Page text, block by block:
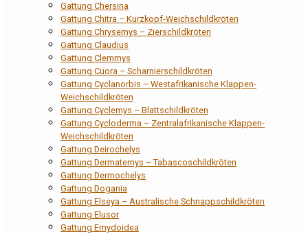
Gattung Chersina
Gattung Chitra – Kurzkopf-Weichschildkröten
Gattung Chrysemys – Zierschildkröten
Gattung Claudius
Gattung Clemmys
Gattung Cuora – Scharnierschildkröten
Gattung Cyclanorbis – Westafrikanische Klappen-
Weichschildkröten
Gattung Cyclemys – Blattschildkröten
Gattung Cycloderma – Zentralafrikanische Klappen-
Weichschildkröten
Gattung Deirochelys
Gattung Dermatemys – Tabascoschildkröten
Gattung Dermochelys
Gattung Dogania
Gattung Elseya – Australische Schnappschildkröten
Gattung Elusor
Gattung Emydoidea